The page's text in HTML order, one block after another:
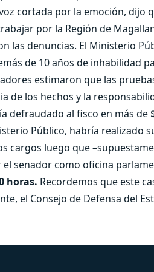
cortada por la emoción,
por la Región de
las denuncias. El Ministerio
de 10 años de inhabilidad
estimaron que las
de los hechos y la
defraudado al fisco en más
Público, habría realizado
cargos luego que
senador como oficina
horas. Recordemos que este
el Consejo de Defensa del